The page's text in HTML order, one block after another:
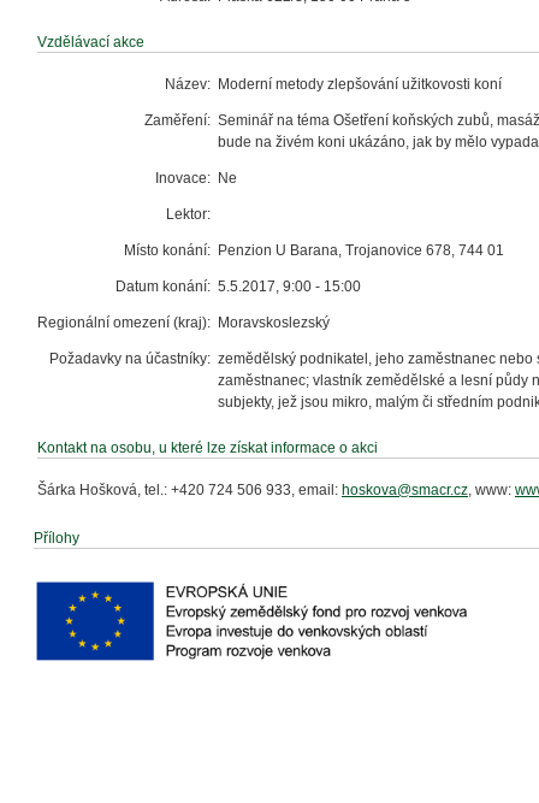
Vzdělávací akce
Název: Moderní metody zlepšování užitkovosti koní
Zaměření: Seminář na téma Ošetření koňských zubů,
bude na živém koni ukázáno, jak by mělo
Inovace: Ne
Lektor:
Místo konání: Penzion U Barana, Trojanovice 678, 744 01
Datum konání: 5.5.2017, 9:00 - 15:00
Regionální omezení (kraj): Moravskoslezský
Požadavky na účastníky: zemědělský podnikatel, jeho zaměstnanec
zaměstnanec; vlastník zemědělské a lesní
subjekty, jež jsou mikro, malým či středním
Kontakt na osobu, u které lze získat informace o akci
Šárka Hošková, tel.: +420 724 506 933, email: hoskova@smacr.cz, www:
Přílohy